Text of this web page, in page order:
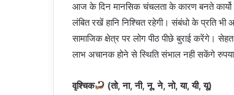
आज के दिन मानसिक चंचलता के कारण बनते
लंबित रखें हानि निश्चित रहेगी। संबंधो के प्रति
सामाजिक क्षेत्र पर लोग पीठ पीछे बुराई करेंगे।
लाभ अचानक होने से स्थिति संभाल नही सकेंगे
वृश्चिक
(तो, ना, नी, नू, ने, नो, या, यी, यू)